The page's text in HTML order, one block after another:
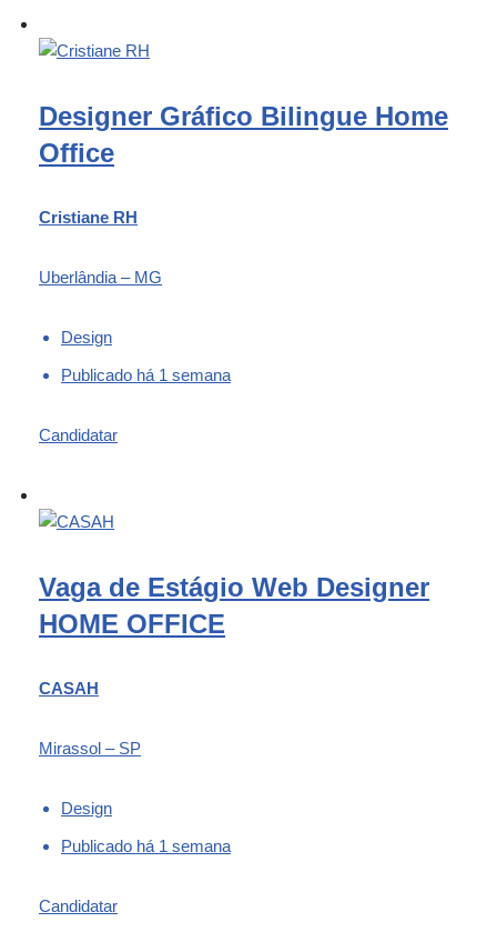
Designer Gráfico Bilingue Home
Office
Cristiane RH
Uberlândia – MG
Design
Publicado há 1 semana
Candidatar
Vaga de Estágio Web Designer
HOME OFFICE
CASAH
Mirassol – SP
Design
Publicado há 1 semana
Candidatar